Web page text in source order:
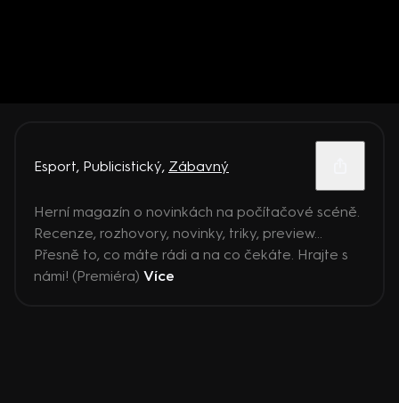
Esport, Publicistický, Zábavný
Herní magazín o novinkách na počítačové scéně.
Recenze, rozhovory, novinky, triky, preview...
Přesně to, co máte rádi a na co čekáte. Hrajte s
námi! (Premiéra) Více